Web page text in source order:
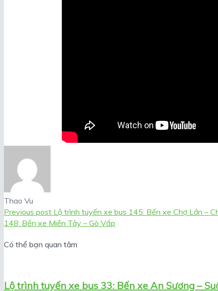
Thao Vu
Previous post Lộ trình tuyến xe bus 145: Bến xe Chợ Lớn –
148: Bến xe Miền Tây – Gò Vấp
Có thể bạn quan tâm
Lộ trình tuyến xe bus 33: Bến xe An Sương –